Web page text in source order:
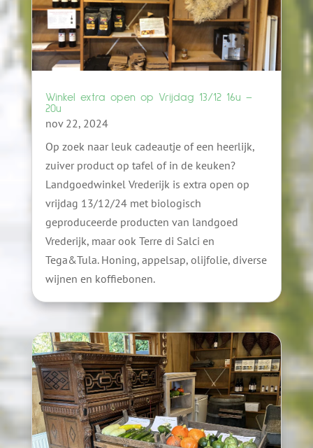
Winkel extra open op Vrijdag 13/12 16u –
20u
nov 22, 2024
Op zoek naar leuk cadeautje of een heerlijk,
zuiver product op tafel of in de keuken?
Landgoedwinkel Vrederijk is extra open op
vrijdag 13/12/24 met biologisch
geproduceerde producten van landgoed
Vrederijk, maar ook Terre di Salci en
Tega&Tula. Honing, appelsap, olijfolie, diverse
wijnen en koffiebonen.